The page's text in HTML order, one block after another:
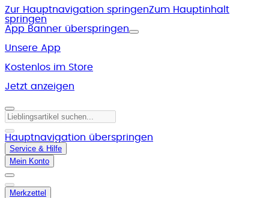
Zur Hauptnavigation springenZum Hauptinhalt
springen
App Banner überspringen
Unsere App
Kostenlos im Store
Jetzt anzeigen
Hauptnavigation überspringen
Service & Hilfe
Mein Konto
Merkzettel